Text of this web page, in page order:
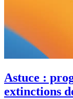
Astuce :
extinctions